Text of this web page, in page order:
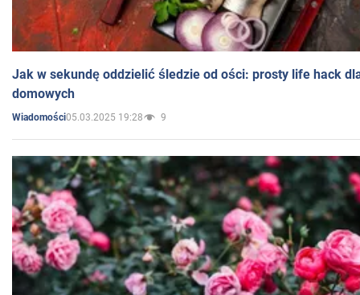
Jak w sekundę oddzielić śledzie od ości: prosty life hack
domowych
Wiadomości05.03.2025 19:28 9